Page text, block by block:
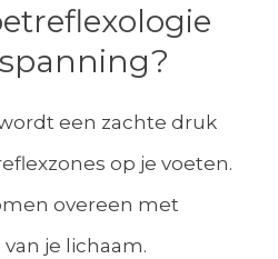
een zachte druk
op je voeten.
overeen met
je lichaam.